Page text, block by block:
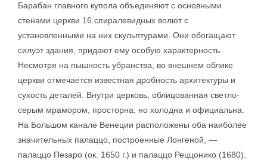
Барабан главного купола объединяют с основными
стенами церкви 16 спиралевидных волют с
установленными на них скульптурами. Они обогащают
силуэт здания, придают ему особую характерность.
Несмотря на пышность убранства, во внешнем облике
церкви отмечается известная дробность архитектуры и
сухость деталей. Внутри церковь, облицованная светло-
серым мрамором, просторна, но холодна и официальна.
На Большом канале Венеции расположены оба наиболее
значительных палаццо, построенные Лонгеной, —
палаццо Пезаро (ок. 1650 г.) и палаццо Реццонико (1680).